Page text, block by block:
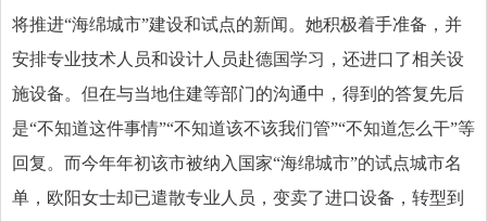
将推进“海绵城市”建设和试点的新闻。她积极着手准备，并
安排专业技术人员和设计人员赴德国学习，还进口了相关设
施设备。但在与当地住建等部门的沟通中，得到的答复先后
是“不知道这件事情”“不知道该不该我们管”“不知道怎么干”等
回复。而今年年初该市被纳入国家“海绵城市”的试点城市名
单，欧阳女士却已遣散专业人员，变卖了进口设备，转型到